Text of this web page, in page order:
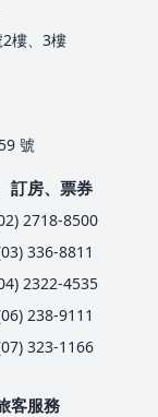
樓、3樓
號
訂房、票券
2718-8500
336-8811
2322-4535
238-9111
323-1166
客服務